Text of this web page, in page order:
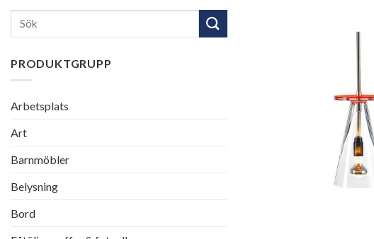
Search
PRODUKTGRUPP
Arbetsplats
Art
Barnmöbler
Belysning
Bord